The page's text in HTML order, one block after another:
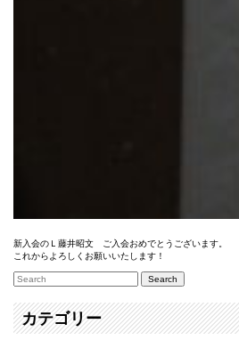
新入会のＬ藤井昭文 ご入会おめでとうございます。
これからよろしくお願いいたします！
カテゴリー